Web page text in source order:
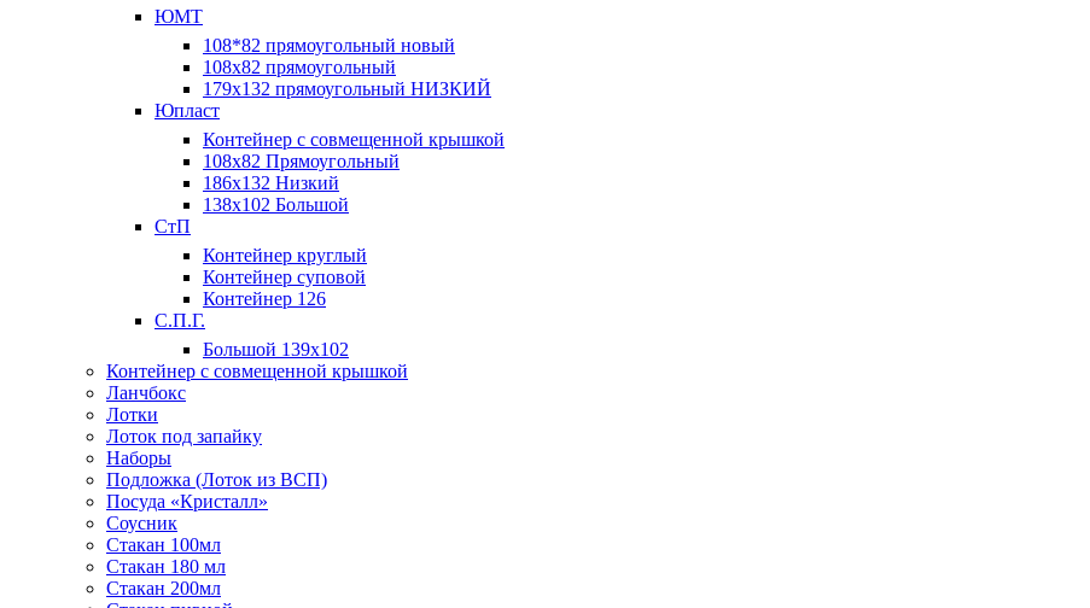
ЮМТ
108*82 прямоугольный новый
108х82 прямоугольный
179х132 прямоугольный НИЗКИЙ
Юпласт
Контейнер с совмещенной крышкой
108х82 Прямоугольный
186х132 Низкий
138х102 Большой
СтП
Контейнер круглый
Контейнер суповой
Контейнер 126
С.П.Г.
Большой 139х102
Контейнер с совмещенной крышкой
Ланчбокс
Лотки
Лоток под запайку
Наборы
Подложка (Лоток из ВСП)
Посуда «Кристалл»
Соусник
Стакан 100мл
Стакан 180 мл
Стакан 200мл